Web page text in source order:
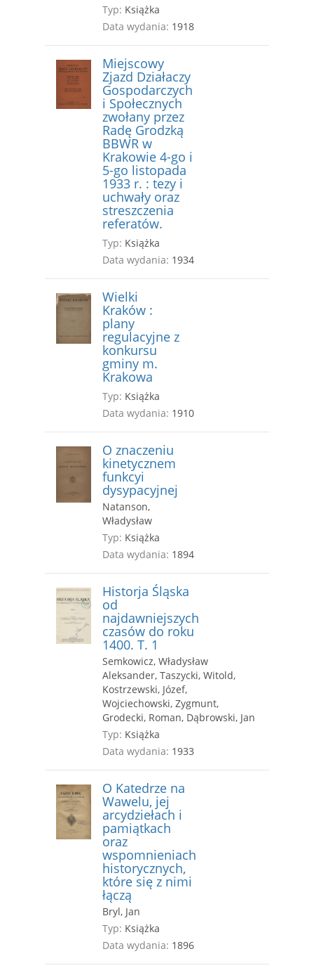
Typ: Książka
Data wydania: 1918
Miejscowy
Zjazd Działaczy
Gospodarczych
i Społecznych
zwołany przez
Radę Grodzką
BBWR w
Krakowie 4-go i
5-go listopada
1933 r. : tezy i
uchwały oraz
streszczenia
referatów.
Typ: Książka
Data wydania: 1934
Wielki
Kraków :
plany
regulacyjne z
konkursu
gminy m.
Krakowa
Typ: Książka
Data wydania: 1910
O znaczeniu
kinetycznem
funkcyi
dysypacyjnej
Natanson,
Władysław
Typ: Książka
Data wydania: 1894
Historja Śląska
od
najdawniejszych
czasów do roku
1400. T. 1
Semkowicz, Władysław
Aleksander, Taszycki, Witold,
Kostrzewski, Józef,
Wojciechowski, Zygmunt,
Grodecki, Roman, Dąbrowski, Jan
Typ: Książka
Data wydania: 1933
O Katedrze na
Wawelu, jej
arcydziełach i
pamiątkach
oraz
wspomnieniach
historycznych,
które się z nimi
łączą
Bryl, Jan
Typ: Książka
Data wydania: 1896